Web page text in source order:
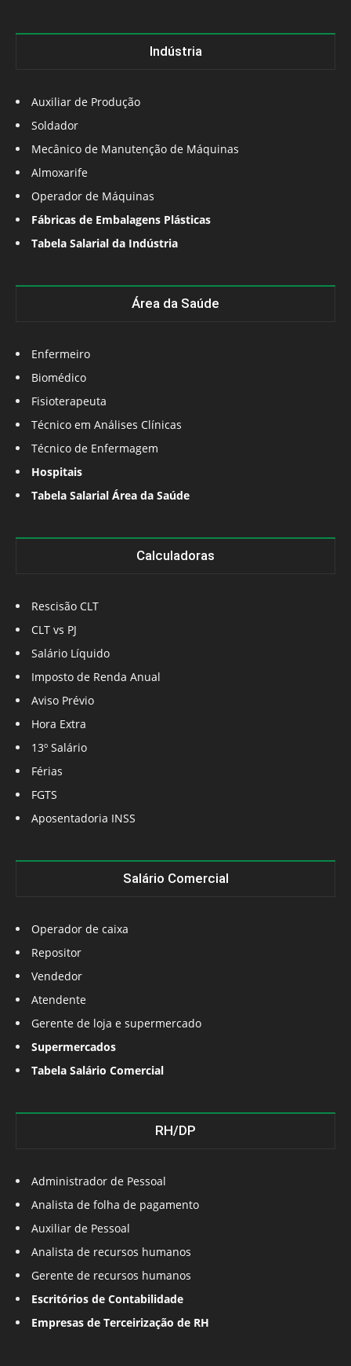
Indústria
Auxiliar de Produção
Soldador
Mecânico de Manutenção de Máquinas
Almoxarife
Operador de Máquinas
Fábricas de Embalagens Plásticas
Tabela Salarial da Indústria
Área da Saúde
Enfermeiro
Biomédico
Fisioterapeuta
Técnico em Análises Clínicas
Técnico de Enfermagem
Hospitais
Tabela Salarial Área da Saúde
Calculadoras
Rescisão CLT
CLT vs PJ
Salário Líquido
Imposto de Renda Anual
Aviso Prévio
Hora Extra
13º Salário
Férias
FGTS
Aposentadoria INSS
Salário Comercial
Operador de caixa
Repositor
Vendedor
Atendente
Gerente de loja e supermercado
Supermercados
Tabela Salário Comercial
RH/DP
Administrador de Pessoal
Analista de folha de pagamento
Auxiliar de Pessoal
Analista de recursos humanos
Gerente de recursos humanos
Escritórios de Contabilidade
Empresas de Terceirização de RH